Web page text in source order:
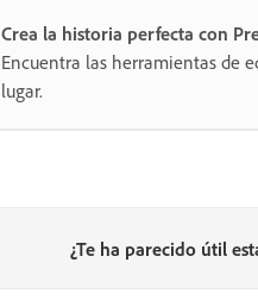
Crea la historia perfecta con
Encuentra las herramientas de
lugar.
¿Te ha parecido útil